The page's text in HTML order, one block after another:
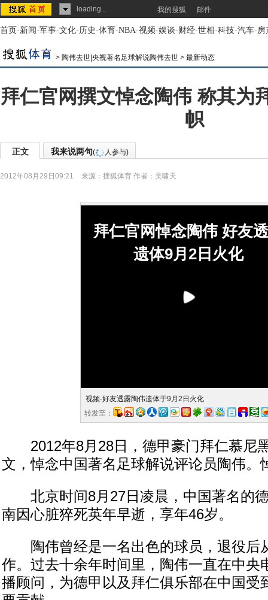
loading... 我的搜狐 邮件
首页-新闻-军事-文化-历史-体育-NBA-视频-娱谈-财经-世相-科技-汽车-房
> 陶伟去世|央视著名足球解说陶伟去世 > 最新动态
拜仁官网撰文悼念陶伟 称其为
帜
正文 我来说两句( 人参与)
2012年08月29日09:21 来源： 搜狐体育 作者：吴啸天
拜仁官网悼念陶伟 好友
遗体9月2日火化
视频-好友透露陶伟遗体于9月2日火化
转发至：
2012年8月28日，德甲豪门拜仁慕尼
文，悼念中国著名足球解说评论员陶伟。
北京时间8月27日凌晨，中国著名的
南因心脏猝死英年早逝，享年46岁。
陶伟曾经是一名出色的球员，退役后
作。过去十余年时间里，陶伟一直在中央
播顾问，为德甲以及拜仁俱乐部在中国受